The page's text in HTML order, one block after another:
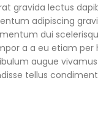
gravida lectus
adipiscing
dui
a a eu etiam per
augue
tellus